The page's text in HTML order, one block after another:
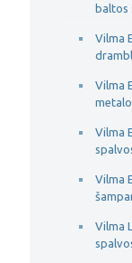
baltos
Vilma
Vilma
Vilma
Vilma
Vilma